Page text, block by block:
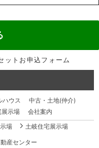
ットお申込フォーム
ハウス
中古・土地(仲介)
展示場
会社案内
場 土岐住宅展示場
産センター